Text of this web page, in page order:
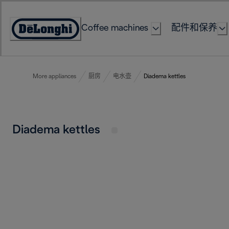
Content
Accessibility
Coffee machines 配件和保养
More appliances 厨房 电水壶 Diadema kettles
Diadema kettles